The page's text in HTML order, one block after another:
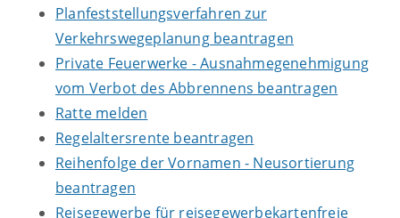
Planfeststellungsverfahren zur
Verkehrswegeplanung beantragen
Private Feuerwerke - Ausnahmegenehmigung
vom Verbot des Abbrennens beantragen
Ratte melden
Regelaltersrente beantragen
Reihenfolge der Vornamen - Neusortierung
beantragen
Reisegewerbe für reisegewerbekartenfreie